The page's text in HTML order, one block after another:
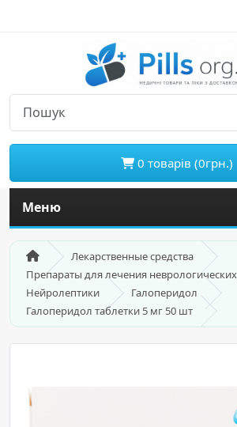
0 товарів (0грн.)
Меню
Лекарственные средства
Препараты для лечения
Нейролептики
Галоперидол
Галоперидол таблетки 5 мг 50 шт